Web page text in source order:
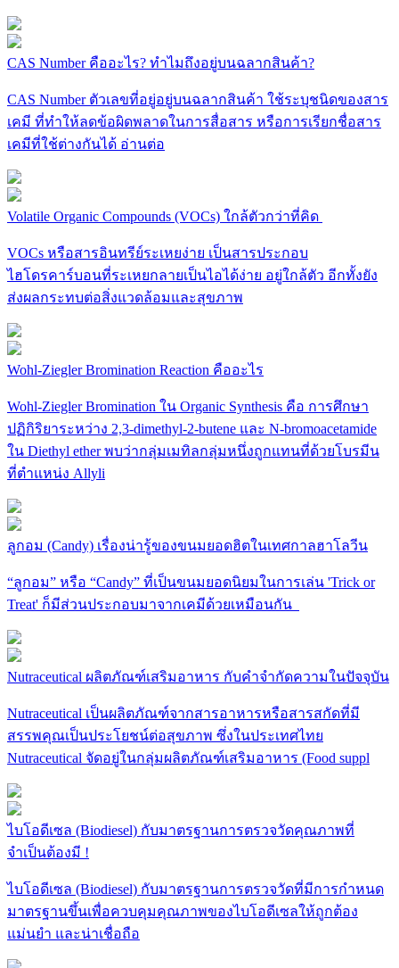
CAS Number คืออะไร? ทำไมถึงอยู่บนฉลากสินค้า?
CAS Number ตัวเลขที่อยู่อยู่บนฉลากสินค้า ใช้ระบุชนิดของสาร
เคมี ที่ทำให้ลดข้อผิดพลาดในการสื่อสาร หรือการเรียกชื่อสาร
เคมีที่ใช้ต่างกันได้ อ่านต่อ
Volatile Organic Compounds (VOCs) ใกล้ตัวกว่าที่คิด
VOCs หรือสารอินทรีย์ระเหยง่าย เป็นสารประกอบ
ไฮโดรคาร์บอนที่ระเหยกลายเป็นไอได้ง่าย อยู่ใกล้ตัว อีกทั้งยัง
ส่งผลกระทบต่อสิ่งแวดล้อมและสุขภาพ
Wohl-Ziegler Bromination Reaction คืออะไร
Wohl-Ziegler Bromination ใน Organic Synthesis คือ การศึกษา
ปฏิกิริยาระหว่าง 2,3-dimethyl-2-butene และ N-bromoacetamide
ใน Diethyl ether พบว่ากลุ่มเมทิลกลุ่มหนึ่งถูกแทนที่ด้วยโบรมีน
ที่ตำแหน่ง Allyli
ลูกอม (Candy) เรื่องน่ารู้ของขนมยอดฮิตในเทศกาลฮาโลวีน
“ลูกอม” หรือ “Candy” ที่เป็นขนมยอดนิยมในการเล่น 'Trick or
Treat' ก็มีส่วนประกอบมาจากเคมีด้วยเหมือนกัน
Nutraceutical ผลิตภัณฑ์เสริมอาหาร กับคำจำกัดความในปัจจุบัน
Nutraceutical เป็นผลิตภัณฑ์จากสารอาหารหรือสารสกัดที่มี
สรรพคุณเป็นประโยชน์ต่อสุขภาพ ซึ่งในประเทศไทย
Nutraceutical จัดอยู่ในกลุ่มผลิตภัณฑ์เสริมอาหาร (Food suppl
ไบโอดีเซล (Biodiesel) กับมาตรฐานการตรวจวัดคุณภาพที่
จำเป็นต้องมี !
ไบโอดีเซล (Biodiesel) กับมาตรฐานการตรวจวัดที่มีการกำหนด
มาตรฐานขึ้นเพื่อควบคุมคุณภาพของไบโอดีเซลให้ถูกต้อง
แม่นยำ และน่าเชื่อถือ